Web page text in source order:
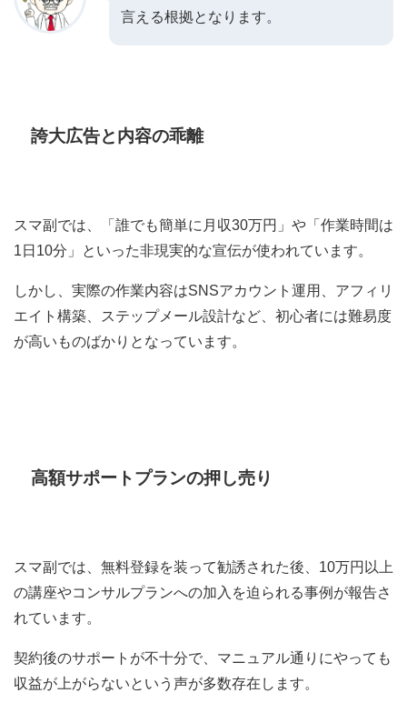
言える根拠となります。
誇大広告と内容の乖離
スマ副では、「誰でも簡単に月収30万円」や「作業時間は
1日10分」といった非現実的な宣伝が使われています。
しかし、実際の作業内容はSNSアカウント運用、アフィリ
エイト構築、ステップメール設計など、初心者には難易度
が高いものばかりとなっています。
高額サポートプランの押し売り
スマ副では、無料登録を装って勧誘された後、10万円以上
の講座やコンサルプランへの加入を迫られる事例が報告さ
れています。
契約後のサポートが不十分で、マニュアル通りにやっても
収益が上がらないという声が多数存在します。